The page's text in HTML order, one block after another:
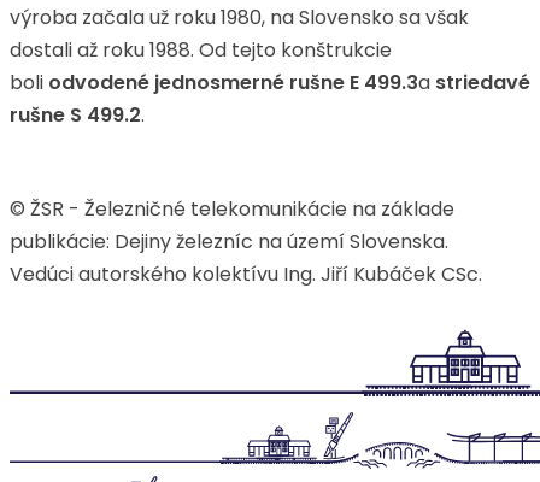
výroba začala už roku 1980, na Slovensko sa však
dostali až roku 1988. Od tejto konštrukcie
boli odvodené jednosmerné rušne E 499.3a striedavé
rušne S 499.2.
© ŽSR - Železničné telekomunikácie na základe
publikácie: Dejiny železníc na území Slovenska.
Vedúci autorského kolektívu Ing. Jiří Kubáček CSc.